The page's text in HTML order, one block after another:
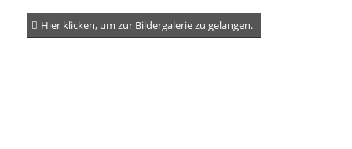
Hier klicken, um zur Bildergalerie zu gelangen.